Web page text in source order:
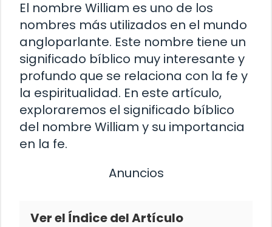
El nombre William es uno de los
nombres más utilizados en el mundo
angloparlante. Este nombre tiene un
significado bíblico muy interesante y
profundo que se relaciona con la fe y
la espiritualidad. En este artículo,
exploraremos el significado bíblico
del nombre William y su importancia
en la fe.
Anuncios
Ver el Índice del Artículo